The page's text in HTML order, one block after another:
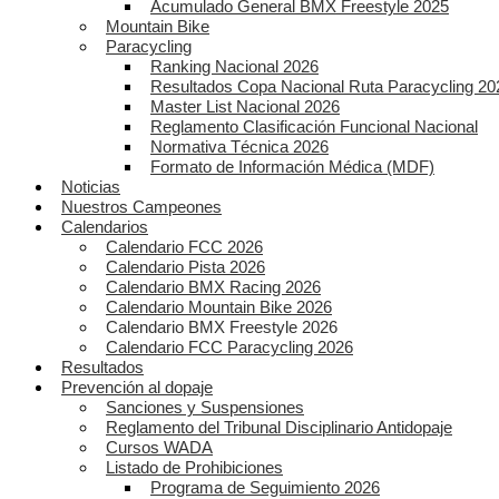
Acumulado General BMX Freestyle 2025
Mountain Bike
Paracycling
Ranking Nacional 2026
Resultados Copa Nacional Ruta Paracycling
Master List Nacional 2026
Reglamento Clasificación Funcional Nacional
Normativa Técnica 2026
Formato de Información Médica (MDF)
Noticias
Nuestros Campeones
Calendarios
Calendario FCC 2026
Calendario Pista 2026
Calendario BMX Racing 2026
Calendario Mountain Bike 2026
Calendario BMX Freestyle 2026
Calendario FCC Paracycling 2026
Resultados
Prevención al dopaje
Sanciones y Suspensiones
Reglamento del Tribunal Disciplinario Antidopaje
Cursos WADA
Listado de Prohibiciones
Programa de Seguimiento 2026